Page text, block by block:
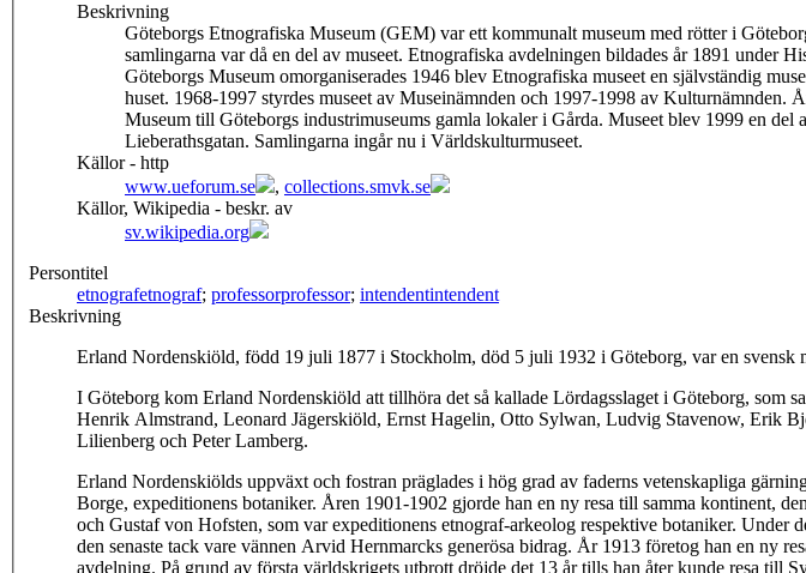
Beskrivning
Göteborgs Etnografiska Museum (GEM) var ett kommunalt museum med rötter i
samlingarna var då en del av museet. Etnografiska avdelningen bildades år 1891 under
Göteborgs Museum omorganiserades 1946 blev Etnografiska museet en självständig
huset. 1968-1997 styrdes museet av Museinämnden och 1997-1998 av Kulturnämnden.
Museum till Göteborgs industrimuseums gamla lokaler i Gårda. Museet blev 1999 en
Lieberathsgatan. Samlingarna ingår nu i Världskulturmuseet.
Källor - http
www.ueforum.se
, collections.smvk.se
Källor, Wikipedia - beskr. av
sv.wikipedia.org
Persontitel
etnografetnograf; professorprofessor; intendentintendent
Beskrivning
Erland Nordenskiöld, född 19 juli 1877 i Stockholm, död 5 juli 1932 i Göteborg, var en svensk
I Göteborg kom Erland Nordenskiöld att tillhöra det så kallade Lördagsslaget i Göteborg, som
Henrik Almstrand, Leonard Jägerskiöld, Ernst Hagelin, Otto Sylwan, Ludvig Stavenow, Erik
Lilienberg och Peter Lamberg.
Erland Nordenskiölds uppväxt och fostran präglades i hög grad av faderns vetenskapliga
Borge, expeditionens botaniker. Åren 1901-1902 gjorde han en ny resa till samma kontinent,
och Gustaf von Hofsten, som var expeditionens etnograf-arkeolog respektive botaniker.
den senaste tack vare vännen Arvid Hernmarcks generösa bidrag. År 1913 företog han en ny
avdelning. På grund av första världskrigets utbrott dröjde det 13 år tills han åter kunde resa till